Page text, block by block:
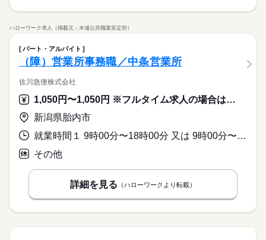
ハローワーク求人（掲載元：木場公共職業安定所）
パート・アルバイト
（障）営業所事務職／中条営業所
佐川急便株式会社
1,050円〜1,050円 ※フルタイム求人の場合は月額（換算額）、パート求人の場合は時間額を表示しています。
新潟県胎内市
就業時間１ 9時00分〜18時00分 又は 9時00分〜18時00分の時間の間の5時間以上 就業時間に関する特記事項 ※週の所定労働時間は２０時間以上で相談可能です。
その他
詳細を見る （ハローワークより転載）